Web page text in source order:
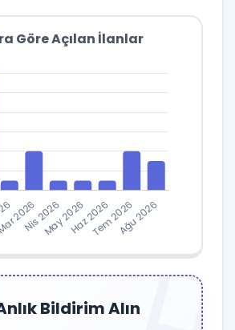
Göre Açılan İlanlar
Bildirim Alın